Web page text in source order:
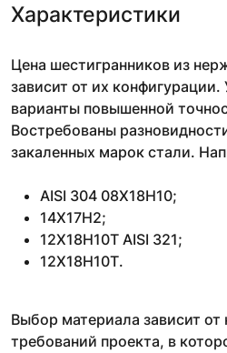
Характеристики
Цена шестигранников из
зависит от их
варианты повышенной
Востребованы
закаленных марок стали.
AISI 304 08Х18Н10;
14Х17Н2;
12Х18Н10Т AISI 321;
12Х18Н10Т.
Выбор материала зависит от
требований проекта, в